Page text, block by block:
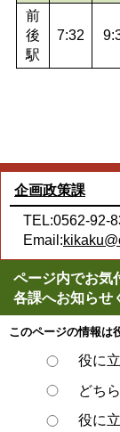
前
後
駅
7:32
企画政策課
TEL:0562-92-
Email:
ページ内でお気
各課へお知らせ
このページの情報は
役に
どち
役に